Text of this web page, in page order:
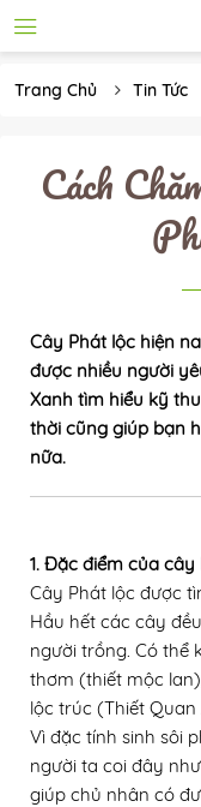
Trang Chủ Tin Tức
Cách
Cây Phát lộc hiện
được nhiều người
Xanh tìm hiểu kỹ
thời cũng giúp bạn
nữa.
1. Đặc điểm của cây
Cây Phát lộc được
Hầu hết các cây
người trồng. Có thể
thơm (thiết mộc
lộc trúc (Thiết Quan
Vì đặc tính sinh sôi
người ta coi đây
giúp chủ nhân có